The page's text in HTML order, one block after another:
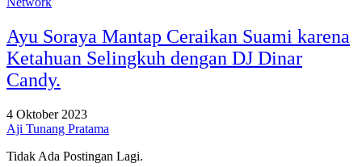
Ayu Soraya Mantap Ceraikan Suami karena
Ketahuan Selingkuh dengan DJ Dinar
Candy.
4 Oktober 2023
Aji Tunang Pratama
Tidak Ada Postingan Lagi.